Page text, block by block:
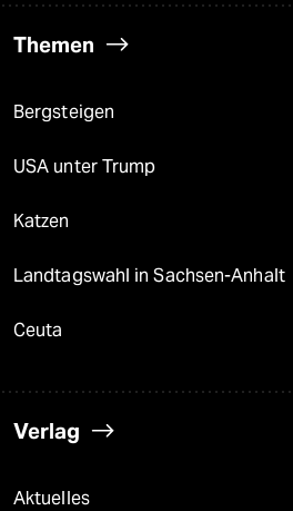
Themen
Bergsteigen
USA unter Trump
Katzen
Landtagswahl in Sachsen-Anhalt
Ceuta
Verlag
Aktuelles